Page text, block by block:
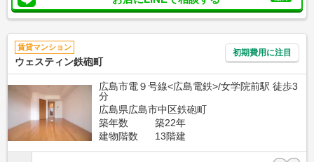
賃貸マンション
ウェスティン鉄砲町
初期費用に注目
広島市電９号線<広島電鉄>/女学院前駅 徒歩3
分
広島県広島市中区鉄砲町
築年数
築22年
建物階数
13階建